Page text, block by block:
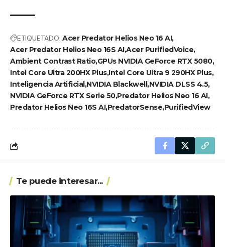
ETIQUETADO: Acer Predator Helios Neo 16 AI
Acer Predator Helios Neo 16S AIAcer PurifiedVoice
Ambient Contrast RatioGPUs NVIDIA GeForce RTX 5080
Intel Core Ultra 200HX PlusIntel Core Ultra 9 290HX Plus
Inteligencia Artificial NVIDIA Blackwell NVIDIA DLSS 4.5
NVIDIA GeForce RTX Serie 50Predator Helios Neo 16 AI
Predator Helios Neo 16S AIPredatorSensePurifiedView
Te puede interesar...